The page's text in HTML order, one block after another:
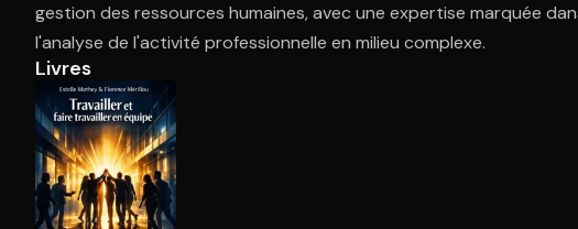
gestion des ressources humaines, avec une expertise marquée
l'analyse de l'activité professionnelle en milieu complexe.
Livres